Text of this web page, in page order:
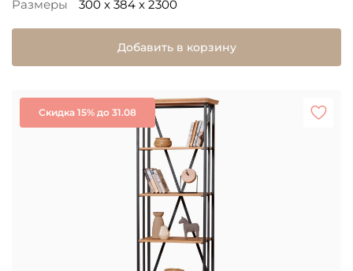
Размеры 300 x 384 x 2300
Добавить в корзину
Скидка 15% до 31.08